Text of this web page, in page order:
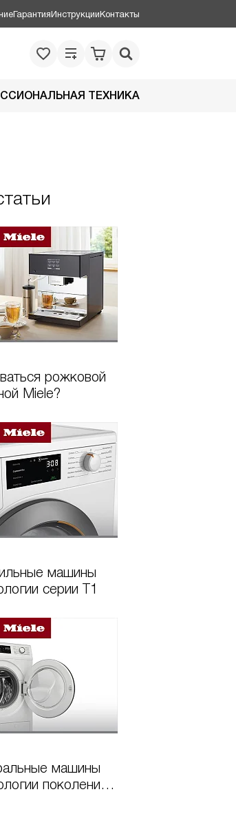
ГарантияИнструкцииКонтакты
ТЕХНИКА
рожковой
Miele?
машины
серии T1
машины
поколения